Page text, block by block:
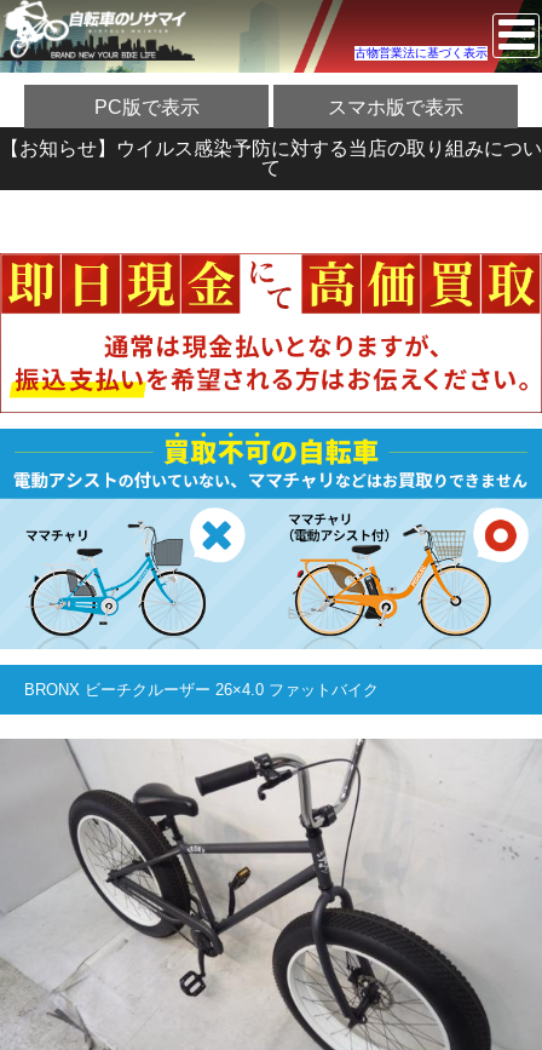
古物営業法に基づく表示
PC版で表示 スマホ版で表示
【お知らせ】ウイルス感染予防に対する当店の取り組みについ
て
BRONX ビーチクルーザー 26×4.0 ファットバイク